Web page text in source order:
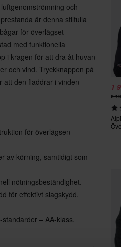
och
är denna stilfulla
för överlägset
med funktionella
i kragen för att dra åt huvan
och vind. Tryckknappen på
att den fladdrar i vinden
för överlägsen
av körning, samtidigt som
nötningsbeständighet.
för effektivt slagskydd.
– AA-klass.
1
2